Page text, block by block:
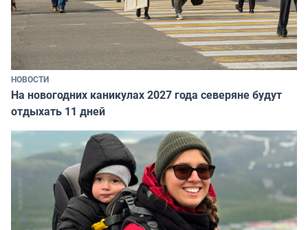
НОВОСТИ
На новогодних каникулах 2027 года северяне будут
отдыхать 11 дней